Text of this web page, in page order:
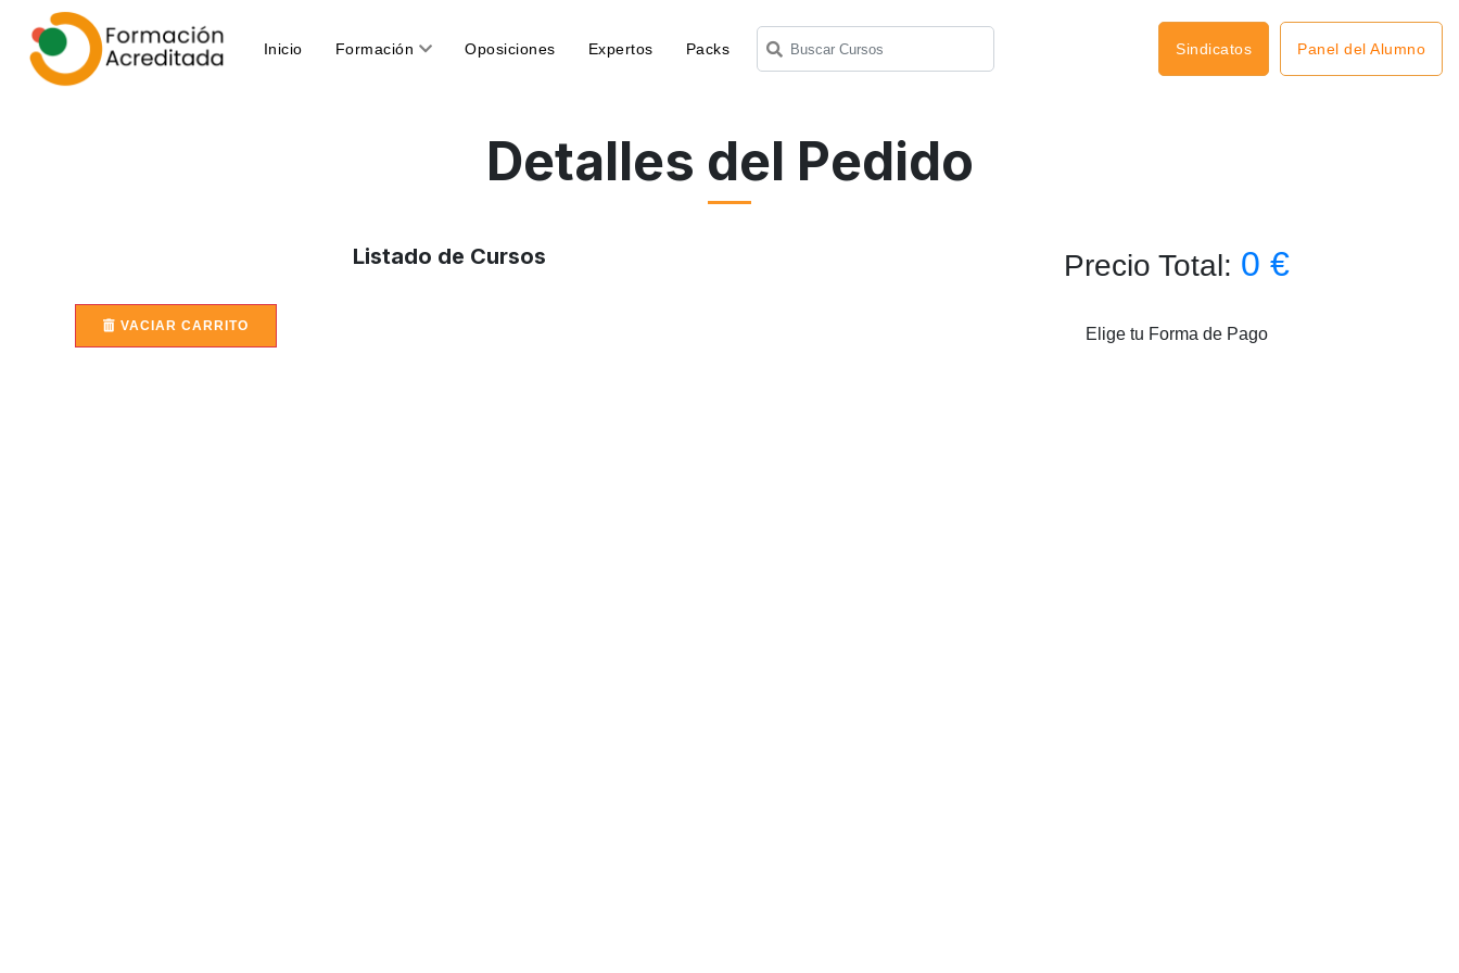
Inicio(current)Formación Oposiciones Expertos Packs Sindicatos Panel del Alumno
Detalles del Pedido
Listado de Cursos
VACIAR CARRITO
Precio Total: 0 €
Elige tu Forma de Pago